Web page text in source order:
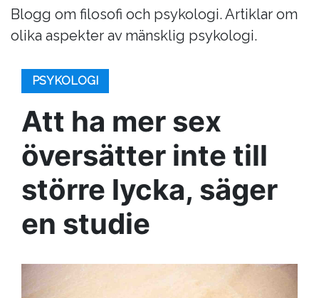
Blogg om filosofi och psykologi. Artiklar om
olika aspekter av mänsklig psykologi.
PSYKOLOGI
Att ha mer sex
översätter inte till
större lycka, säger
en studie